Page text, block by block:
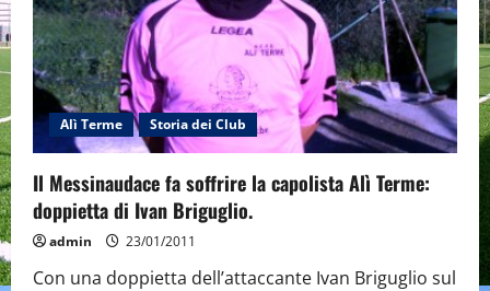
Alì Terme Storia dei Club
Il Messinaudace fa soffrire la capolista Alì Terme:
doppietta di Ivan Briguglio.
admin 23/01/2011
Con una doppietta dell’attaccante Ivan Briguglio sul